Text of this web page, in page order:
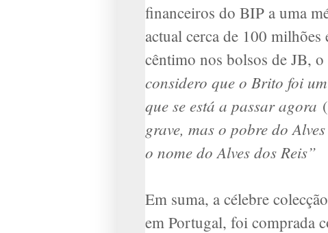
financeiros do BIP a uma
actual cerca de 100 milhões
cêntimo nos bolsos de JB,
considero que o Brito foi
que se está a passar agora
grave, mas o pobre do
o nome do Alves dos Reis”
Em suma, a célebre
em Portugal, foi comprada